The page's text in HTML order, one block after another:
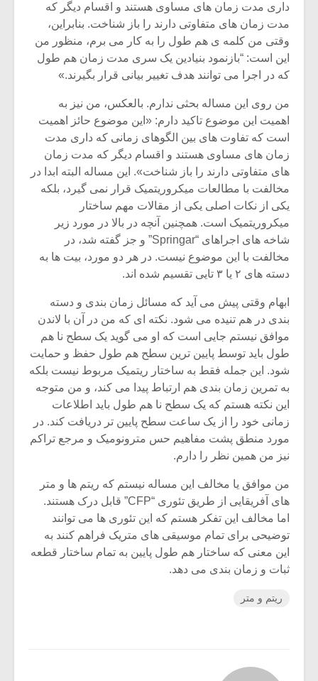
داری مدت زمان های مساوی هستند و اقسام دیگر که
مدت زمان های متفاوتی دارند را باز شناخت. بنابراین،
وقتی من کلمه ی هم طول را به کار می برم، منظور من
این است: “بازنمود بنیادین یک سری مدت زمان هم طول
که در اجرا می توانند هدف تغییر بیانی قرار بگیرند.»
من روی این مساله بحثی ندارم. بالعکس، من نیز به
اهمیت این موضوع تاکید دارم: «این موضوع حائز اهمیت
است که تفاوت های بین الگوهای زمانی که داری مدت
زمان های مساوی هستند و اقسام دیگر که مدت زمان
های متفاوتی دارند را باز شناخت». این مساله البته ابدا در
مخالفت با مطالعات میکروریتمیک قرار نمی گیرد، بلکه
یکی از نکات اصلی یکی از مقالات مهم ساختار
میکروریتمیک است. همچنین آنچه در بالا در مورد زیر
شاخه های اجراهای “Springar” و جز گفته شد، در
مخالفت با این موضوع نیست. در هر دو مورد، بیت ها به
دسته های ۲ یا ۳ تایی تقسیم شده اند.
ابهام وقتی پیش می آید که مسائل زمان بندی و دسته
بندی در هم تنیده می شود. نکته ای که من در آن با لاندن
موافق نیستم جایی است که او می گوید یک سطح نا هم
طول باید توسط پایین ترین سطح هم طول حفظ و حمایت
شود. این جمله فقط به ساختار ریتمیک مربوط نیست بلکه
به تمرین زمان بندی هم ارتباط پیدا می کند، و من متوجه
این نکته هستم که یک سطح نا هم طول باید اطلاعات
زمانی خود را از یک ساعت سطح پایین تر دریافت کند. در
مورد منطق پشت مفاهیم حس مترونومیک و مرجع تراکم
نیز من همین نظر را دارم.
من موافق یا مخالف این مساله نیستم که ریتم ها و متر
های آفریقایی از طریق تئوری “CFP” قابل درک هستند.
اما مخالف این تفکر هستم که این تئوری ها می توانند
توضیحی برای تمام موسیقی های متریک فراهم کنند به
این معنی که ساختار هم طول پایین به تمام ساختار قطعه
ثبات و زمان بندی می دهد.
ریتم و متر
میکلوش روژا
یادداشتی بر موسیقی
متن فیلم «متری
شیش و نیم»
اگر نمی توانی
مشهورترین باشی،
بدنام ترین باش
موسیقی
موسیقی
برگزار